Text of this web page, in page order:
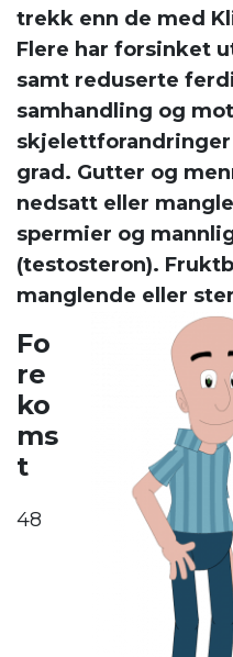
trekk enn de med
Flere har forsinket
samt reduserte
samhandling og
grad. Gutter og
nedsatt eller
spermier og
(testosteron).
manglende eller
Fo
re
ko
ms
t
48